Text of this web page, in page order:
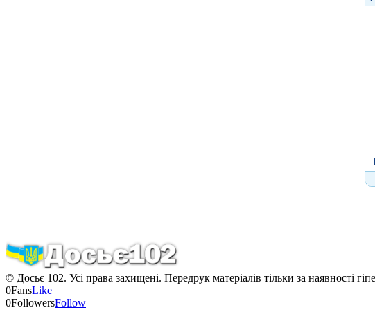
© Досьє 102. Усі права захищені. Передрук матеріалів тільки за наявності
0FansLike
0FollowersFollow